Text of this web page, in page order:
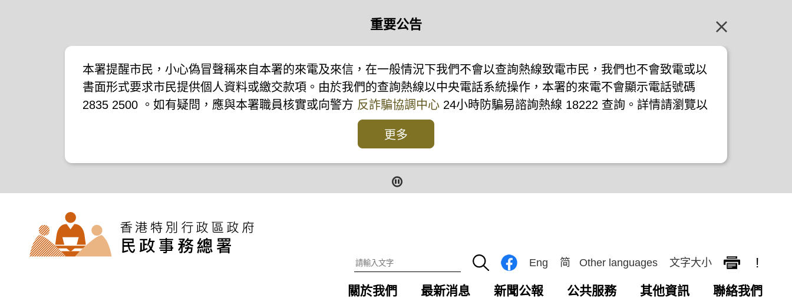
重要公告
本署提醒市民，小心偽冒聲稱來自本署的來電及來信，在一般情況下我們不會以查詢熱線致電市民，我們也不會致電或以
書面形式要求市民提供個人資料或繳交款項。由於我們的查詢熱線以中央電話系統操作，本署的來電不會顯示電話號碼
2835 2500 。如有疑問，應與本署職員核實或向警方 反詐騙協調中心 24小時防騙易諮詢熱線 18222 查詢。詳情請瀏覽以
二零一九年十月八日的新聞公報
二零一九年七月二十六日的新聞公報
二零一七年四月二十八日的新聞公報
二零一七年四月五日的新聞公報
更多
Eng 简 Other languages 文字大小 !
關於我們 最新消息 新聞公報 公共服務 其他資訊 聯絡我們